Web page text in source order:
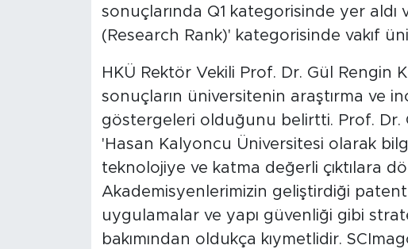
sonuçlarında Q1 kategorisinde yer aldı
(Research Rank)' kategorisinde vakıf
HKÜ Rektör Vekili Prof. Dr. Gül Rengin
sonuçların üniversitenin araştırma ve
göstergeleri olduğunu belirtti. Prof. Dr.
'Hasan Kalyoncu Üniversitesi olarak
teknolojiye ve katma değerli çıktılara
Akademisyenlerimizin geliştirdiği
uygulamalar ve yapı güvenliği gibi
bakımından oldukça kıymetlidir.